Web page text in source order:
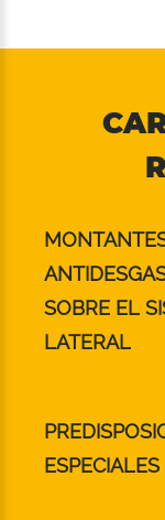
SOBRE EL
LATERAL
ESPECIALES